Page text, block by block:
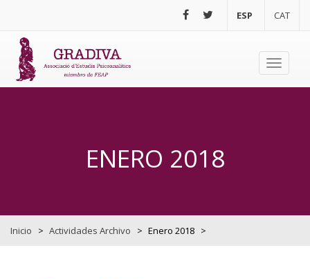
ESP CAT
Toggle
ENERO 2018
Inicio > Actividades Archivo > Enero 2018 >